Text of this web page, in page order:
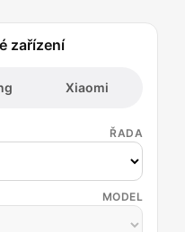
zařízení
Xiaomi
ŘADA
MODEL